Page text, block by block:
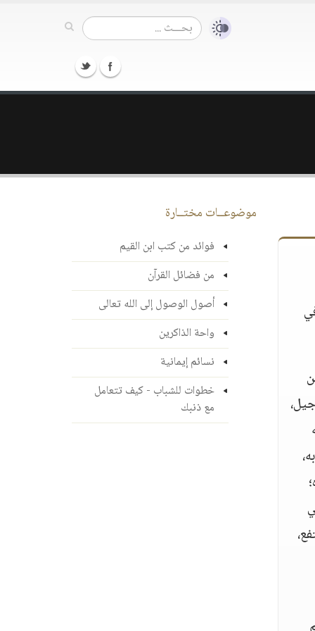
موضوعــات مختــارة
فوائد من كتب ابن القيم
من فضائل القرآن
أصول الوصول إلى الله تعالى
واحة الذاكرين
نسائم إيمانية
خطوات للشباب - كيف تتعامل
مع ذنبك